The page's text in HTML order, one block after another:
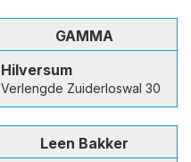
GAMMA
Hilversum
Verlengde Zuiderloswal 30
Leen Bakker